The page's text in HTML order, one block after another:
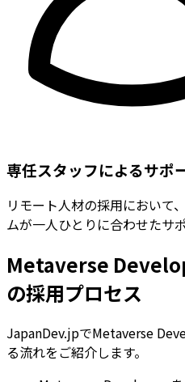
専任スタッフによるサポ
リモート人材の採用において
ムが一人ひとりに合わせたサ
Metaverse
の採用プロセス
JapanDev.jpでMetaverse
る流れをご紹介します。